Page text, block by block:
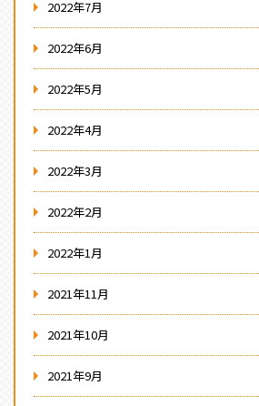
2022年7月
2022年6月
2022年5月
2022年4月
2022年3月
2022年2月
2022年1月
2021年11月
2021年10月
2021年9月